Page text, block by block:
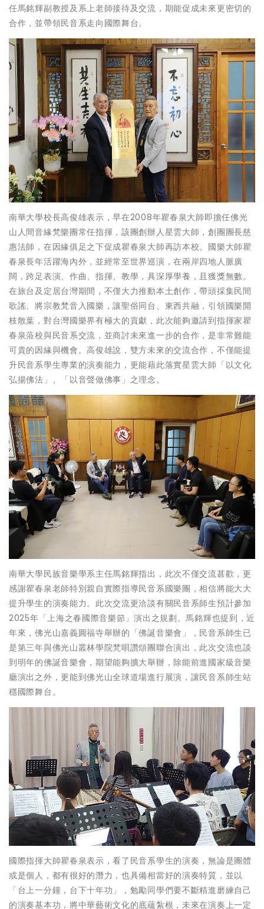
任馬銘輝副教授及系上老師接待及交流，期能促成未來更密切的
合作，並帶領民音系走向國際舞台。
南華大學校長高俊雄表示，早在2008年瞿春泉大師即擔任佛光
山人間音緣梵樂團常任指揮，該團創辦人星雲大師，創團團長慈
惠法師，在因緣俱足之下促成瞿春泉大師再訪本校。國樂大師瞿
春泉長年活躍海內外，並經常至世界巡演，在兩岸四地人脈廣
闊，跨足表演、作曲、指揮、教學，具深厚學養，且獲獎無數。
在旅台及定居台灣期間，不僅大力推動本土創作，帶頭採集民間
歌謠、將宗教梵音入國樂，讓聖俗同台、東西共融，引領國樂開
枝散葉，對台灣國樂界有極大的貢獻，此次能夠邀請到指揮家瞿
春泉蒞校與民音系交流，並商討未來進一步的合作，是非常難能
可貴的因緣與機會。高俊雄說，雙方未來的交流合作，不僅能提
升民音系學生專業的演奏能力，更能藉此落實星雲大師「以文化
弘揚佛法」、「以音聲做佛事」之理念。
南華大學民族音樂學系主任馬銘輝指出，此次不僅交流甚歡，更
感謝瞿春泉老師特別親自實際指導民音系國樂團，相信將能大大
提升學生的演奏能力。此次交流更洽談有關民音系師生預計參加
2025年「上海之春國際音樂節」演出之規劃。馬銘輝也提到，近
年來，佛光山嘉義圓福寺舉辦的「佛誕音樂會」，民音系師生已
是第三年與佛光山叢林學院梵唄讚頌團聯合演出，此次交流也談
到明年的佛誕音樂會，期望能夠擴大舉辦，除能前進國家級音樂
廳演出之外，更能到佛光山全球道場進行展演，讓民音系師生站
穩國際舞台。
國際指揮大師瞿春泉表示，看了民音系學生的演奏，無論是團體
或是個人，都有很好的潛力，也具備相當好的演奏特質，並以
「台上一分鐘，台下十年功」，勉勵同學們要不斷精進磨練自己
的演奏基本功，將中華藝術文化的底蘊紮根，未來在演奏上一定